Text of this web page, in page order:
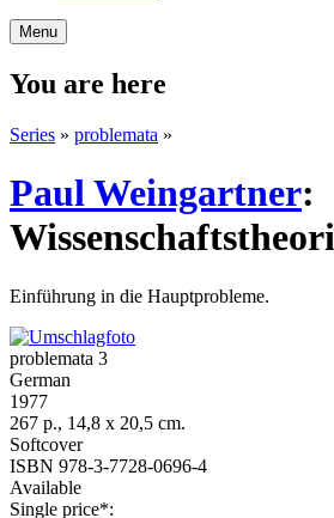
Menu
You are here
Series » problemata »
Paul Weingartner:
Einführung in die Hauptprobleme.
problemata 3
German
1977
267 p., 14,8 x 20,5 cm.
Softcover
ISBN 978-3-7728-0696-4
Available
Single price*: